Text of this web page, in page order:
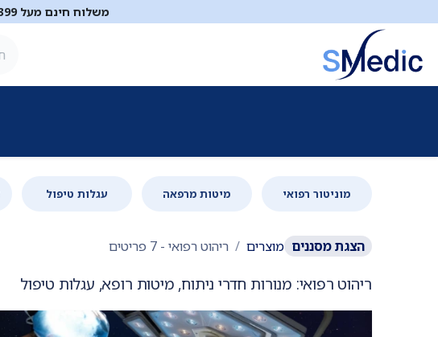
משלוח חינם מעל ₪399!
מוניטור רפואי מיטות מרפאה עגלות טיפול
הצגת מסננים מוצרים ריהוט רפואי - 7 פריטים
ריהוט רפואי: מנורות חדרי ניתוח, מיטות רופא, עגלות טיפול